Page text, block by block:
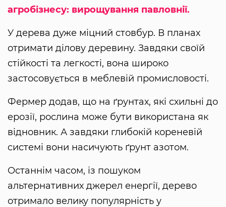
агробізнесу: вирощування павловнії.
У дерева дуже міцний стовбур. В планах
отримати ділову деревину. Завдяки своїй
стійкості та легкості, вона широко
застосовується в меблевій промисловості.
Фермер додав, що на ґрунтах, які схильні до
ерозії, рослина може бути використана як
відновник. А завдяки глибокій кореневій
системі вони насичують ґрунт азотом.
Останнім часом, із пошуком
альтернативних джерел енергії, дерево
отримало велику популярність у